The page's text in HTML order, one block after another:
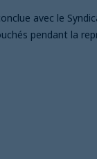
avec le
pendant la